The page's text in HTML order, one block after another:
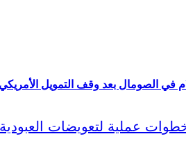
في الصومال بعد وقف التمويل الأمريكي